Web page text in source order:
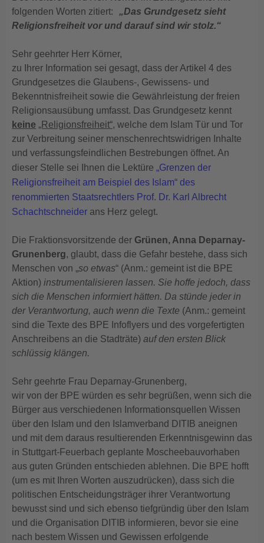
folgenden Worten zitiert:
„Das Grundgesetz sieht
Religionsfreiheit vor und darauf sind wir stolz.“
Sehr geehrter Herr Körner,
zu Ihrer Information sei gesagt, dass der Artikel 4 des
Grundgesetzes die Glaubens-, Gewissens- und
Bekenntnisfreiheit sowie die Gewährleistung der freien
Religionsausübung umfasst. Das Grundgesetz kennt
keine „Religionsfreiheit“, welche dem Islam Tür und Tor
zur Verbreitung seiner menschenrechtswidrigen Inhalte
und verfassungsfeindlichen Bestrebungen öffnet. An
dieser Stelle sei Ihnen die Lektüre „Grenzen der
Religionsfreiheit am Beispiel des Islam“ des
renommierten Staatsrechtlers Prof. Dr. Karl Albrecht
Schachtschneider ans Herz gelegt.
Die Fraktionsvorsitzende der Grünen, Anna Deparnay-
Grunenberg, glaubt, dass die Gefahr bestehe, dass sich
Menschen von „so etwas“ (Anm.: gemeint ist die BPE
Aktion) instrumentalisieren lassen. Sie hoffe jedoch, dass
sich die Menschen informiert hätten. Da stünde jeder in
der Verantwortung, auch wenn die Texte (Anm.: gemeint
sind die Texte des BPE Infoflyers und des vorgefertigten
Anschreibens an die Stadträte) auf den ersten Blick
schlüssig klängen.
Sehr geehrte Frau Deparnay-Grunenberg,
wir von der BPE würden es sehr begrüßen, wenn sich die
Bürger aus verschiedenen Informationsquellen Wissen
über den Islam und den Islamverband DITIB aneignen
und mit dem daraus resultierenden Erkenntnisgewinn das
in Stuttgart-Feuerbach geplante Moscheebauvorhaben
aus guten Gründen entschieden ablehnen. Die BPE hofft
(um es mit Ihren Worten auszudrücken), dass sich die
politischen Entscheidungsträger ihrer Verantwortung
bewusst sind und sich ebenso tiefgründig über den Islam
und die Organisation DITIB informieren, bevor sie eine
nach bestem Wissen und Gewissen erfolgende